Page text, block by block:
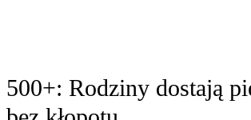
500+: Rodziny dostają